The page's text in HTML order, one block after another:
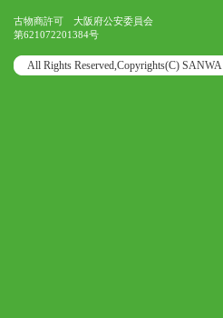
古物商許可 大阪府公安委員会
第621072201384号
All Rights Reserved,Copyrights(C) SANWA